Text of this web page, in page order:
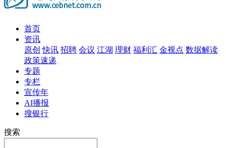
首页
资讯
原创 快讯 招聘 会议 江湖 理财 福利汇 金视点 数据解读
政策速递
专题
专栏
宣传年
AI播报
搜银行
搜索